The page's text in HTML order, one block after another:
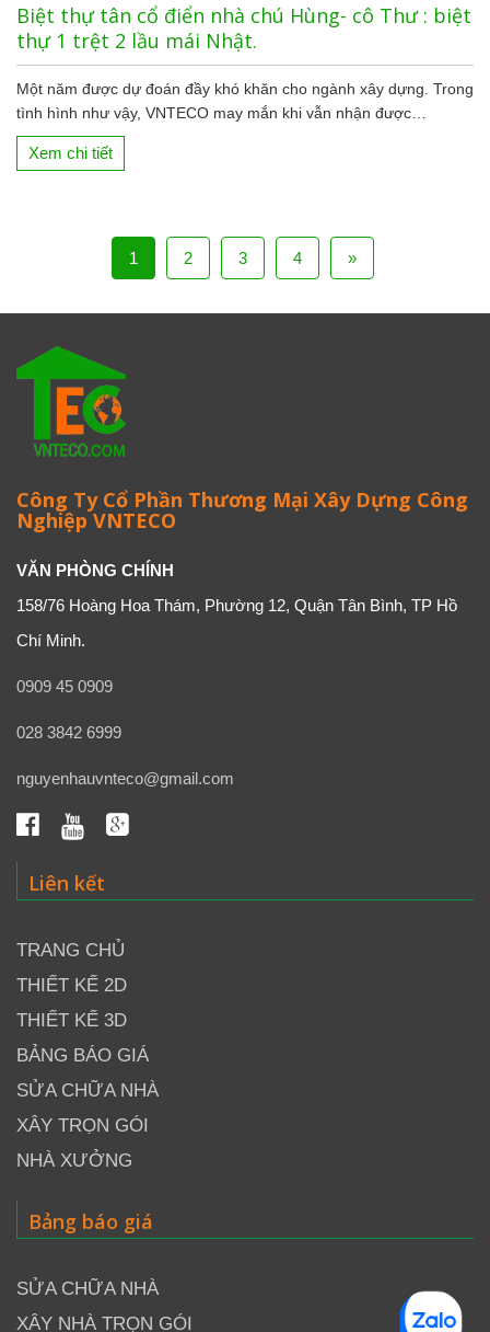
Biệt thự tân cổ điển nhà chú Hùng- cô Thư : biệt
thự 1 trệt 2 lầu mái Nhật.
Một năm được dự đoán đầy khó khăn cho ngành xây dựng. Trong
tình hình như vậy, VNTECO may mắn khi vẫn nhận được…
Xem chi tiết
1 2 3 4 »
Công Ty Cổ Phần Thương Mại Xây Dựng Công
Nghiệp VNTECO
VĂN PHÒNG CHÍNH
158/76 Hoàng Hoa Thám, Phường 12, Quận Tân Bình, TP Hồ
Chí Minh.
0909 45 0909
028 3842 6999
nguyenhauvnteco@gmail.com
Liên kết
TRANG CHỦ
THIẾT KẾ 2D
THIẾT KẾ 3D
BẢNG BÁO GIÁ
SỬA CHỮA NHÀ
XÂY TRỌN GÓI
NHÀ XƯỞNG
Bảng báo giá
SỬA CHỮA NHÀ
XÂY NHÀ TRỌN GÓI